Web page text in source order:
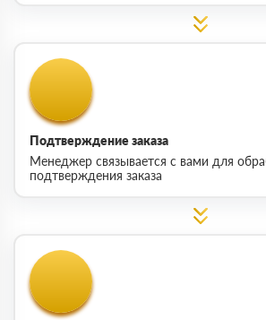
Подтверждение заказа
Менеджер связывается с вами для
подтверждения заказа